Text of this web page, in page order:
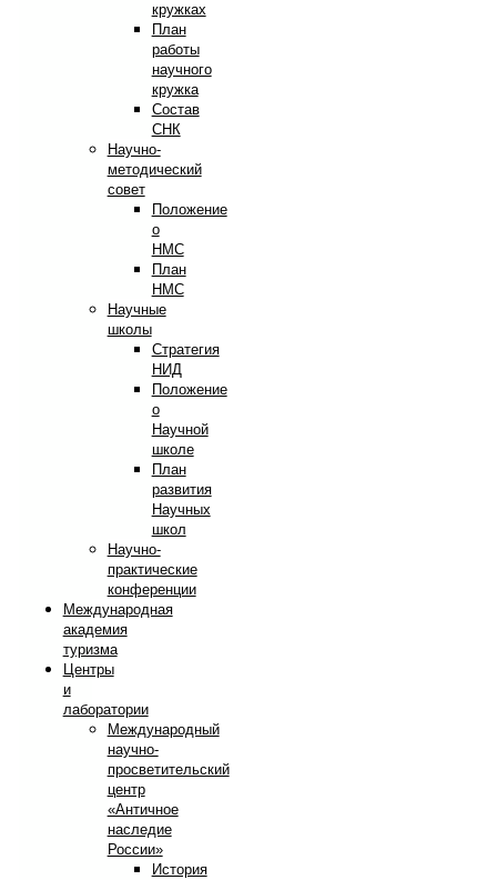
кружках
План
работы
научного
кружка
Состав
СНК
Научно-
методический
совет
Положение
о
НМС
План
НМС
Научные
школы
Стратегия
НИД
Положение
о
Научной
школе
План
развития
Научных
школ
Научно-
практические
конференции
Международная
академия
туризма
Центры
и
лаборатории
Международный
научно-
просветительский
центр
«Античное
наследие
России»
История